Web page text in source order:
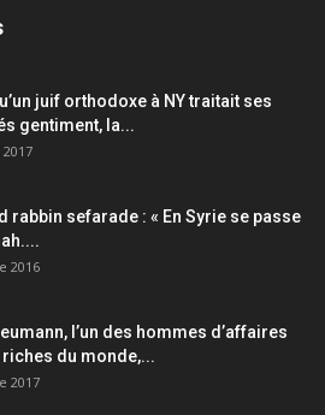
juif orthodoxe à NY traitait ses
gentiment, la...
rabbin sefarade : « En Syrie se passe
2016
l’un des hommes d’affaires
riches du monde,...
2017